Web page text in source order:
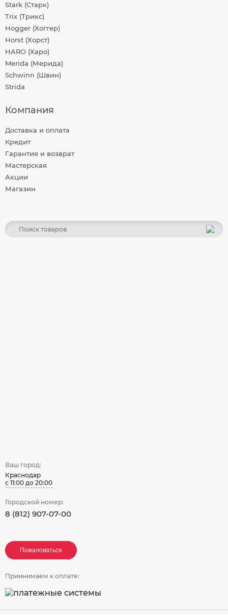
Stark (Старк)
Trix (Трикс)
Hogger (Хоггер)
Horst (Хорст)
HARO (Харо)
Merida (Мерида)
Schwinn (Швин)
Strida
Компания
Доставка и оплата
Кредит
Гарантия и возврат
Мастерская
Акции
Магазин
Ваш город:
Краснодар
с 11:00 до 20:00
Городской номер:
8 (812) 907-07-00
Пожаловаться
Пожаловаться
Пожаловаться
Приинимаем к оплате: